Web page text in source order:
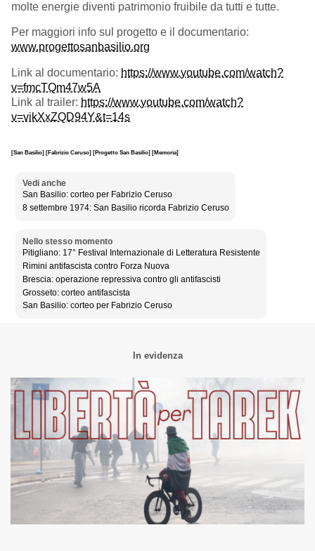
molte energie diventi patrimonio fruibile da tutti e tutte.
Per maggiori info sul progetto e il documentario:
www.progettosanbasilio.org
Link al documentario: https://www.youtube.com/watch?
v=fmcTQm47w5A
Link al trailer: https://www.youtube.com/watch?
v=vikXxZQD94Y&t=14s
[San Basilio] [Fabrizio Ceruso] [Progetto San Basilio] [Memoria]
Vedi anche
San Basilio: corteo per Fabrizio Ceruso
8 settembre 1974: San Basilio ricorda Fabrizio Ceruso
Nello stesso momento
Pitigliano: 17° Festival Internazionale di Letteratura Resistente
Rimini antifascista contro Forza Nuova
Brescia: operazione repressiva contro gli antifascisti
Grosseto: corteo antifascista
San Basilio: corteo per Fabrizio Ceruso
In evidenza